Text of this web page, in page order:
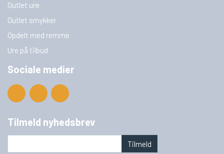
Outlet ure
Outlet smykker
Opdelt med remme
Ure på tilbud
Sociale medier
Tilmeld nyhedsbrev
Tilmeld